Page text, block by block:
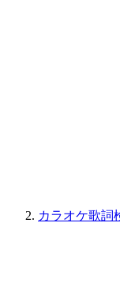
カラオケ歌詞